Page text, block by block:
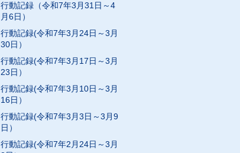
行動記録（令和7年3月31日～4
月6日）
行動記録(令和7年3月24日～3月
30日）
行動記録(令和7年3月17日～3月
23日）
行動記録(令和7年3月10日～3月
16日）
行動記録(令和7年3月3日～3月9
日）
行動記録(令和7年2月24日～3月